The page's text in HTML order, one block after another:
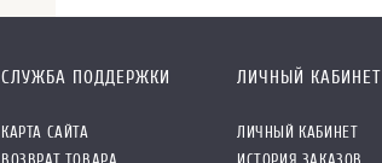
СЛУЖБА ПОДДЕРЖКИ
КАРТА САЙТА
ЛИЧНЫЙ КАБИНЕТ
ЛИЧНЫЙ КАБИНЕТ